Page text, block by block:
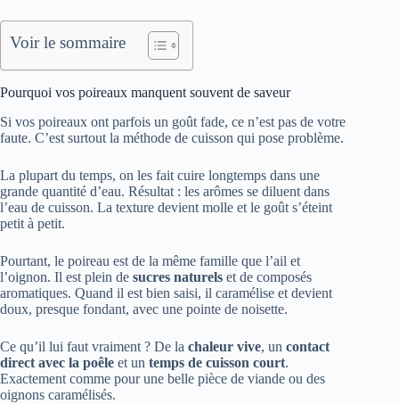
Voir le sommaire
Pourquoi vos poireaux manquent souvent de saveur
Si vos poireaux ont parfois un goût fade, ce n’est pas de votre
faute. C’est surtout la méthode de cuisson qui pose problème.
La plupart du temps, on les fait cuire longtemps dans une
grande quantité d’eau. Résultat : les arômes se diluent dans
l’eau de cuisson. La texture devient molle et le goût s’éteint
petit à petit.
Pourtant, le poireau est de la même famille que l’ail et
l’oignon. Il est plein de sucres naturels et de composés
aromatiques. Quand il est bien saisi, il caramélise et devient
doux, presque fondant, avec une pointe de noisette.
Ce qu’il lui faut vraiment ? De la chaleur vive, un contact
direct avec la poêle et un temps de cuisson court.
Exactement comme pour une belle pièce de viande ou des
oignons caramélisés.